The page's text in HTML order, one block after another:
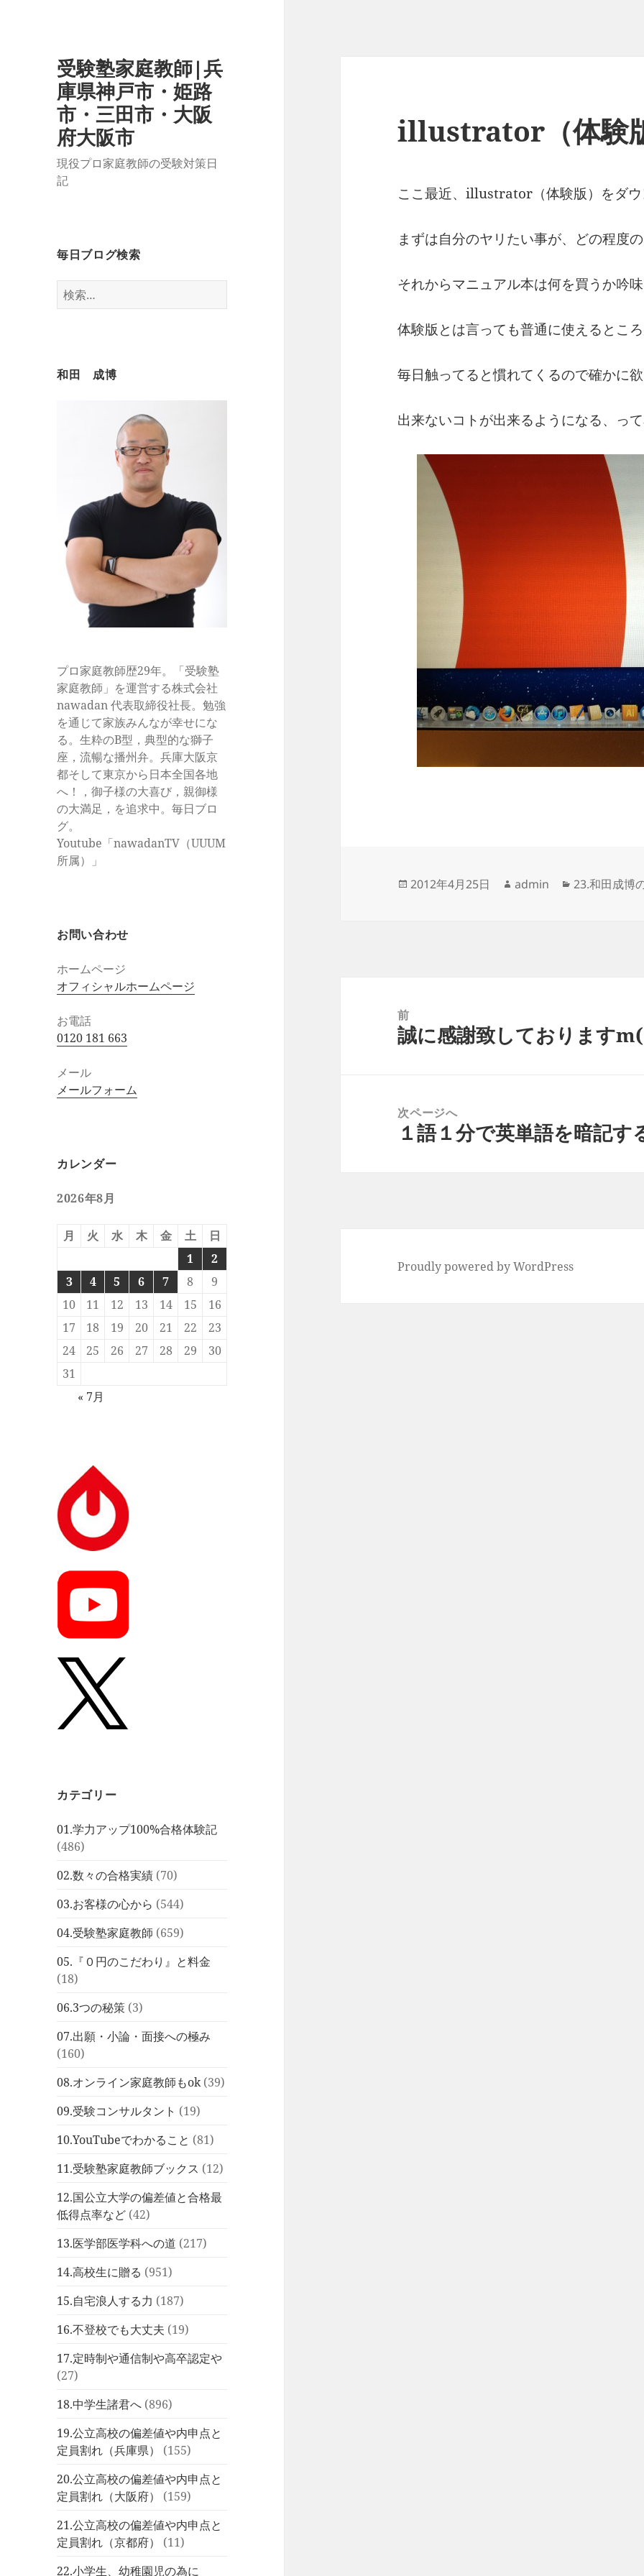
受験塾家庭教師|兵
庫県神戸市・姫路
市・三田市・大阪
府大阪市
現役プロ家庭教師の受験対策日
記
毎日ブログ検索
検
索:
和田 成博
プロ家庭教師歴29年。「受験塾
家庭教師」を運営する株式会社
nawadan 代表取締役社長。勉強
を通じて家族みんなが幸せにな
る。生粋のB型，典型的な獅子
座，流暢な播州弁。兵庫大阪京
都そして東京から日本全国各地
へ！，御子様の大喜び，親御様
の大満足，を追求中。毎日ブロ
グ。
Youtube「nawadanTV（UUUM
所属）」
お問い合わせ
ホームページ
オフィシャルホームページ
お電話
0120 181 663
メール
メールフォーム
カレンダー
2026年8月
月 火 水 木 金 土
日
1
2
3
4 5 6 7 8
9
10
11 12 13 14 15
16
17
18 19 20 21 22
23
24
25 26 27 28 29
30
31
« 7月
カテゴリー
01.学力アップ100%合格体験記
(486)
02.数々の合格実績 (70)
03.お客様の心から (544)
04.受験塾家庭教師 (659)
05.『０円のこだわり』と料金
(18)
06.3つの秘策 (3)
07.出願・小論・面接への極み
(160)
08.オンライン家庭教師もok(39)
09.受験コンサルタント (19)
10.YouTubeでわかること (81)
11.受験塾家庭教師ブックス (12)
12.国公立大学の偏差値と合格最
低得点率など (42)
13.医学部医学科への道 (217)
14.高校生に贈る (951)
15.自宅浪人する力 (187)
16.不登校でも大丈夫 (19)
17.定時制や通信制や高卒認定や
(27)
18.中学生諸君へ (896)
19.公立高校の偏差値や内申点と
定員割れ（兵庫県）
(155)
20.公立高校の偏差値や内申点と
定員割れ（大阪府）
(159)
21.公立高校の偏差値や内申点と
定員割れ（京都府）
(11)
22.小学生、幼稚園児の為に
illustrator（体験
ここ最近、illustrator（体験版）をダ
まずは自分のヤリたい事が、どの程度
それからマニュアル本は何を買うか吟
体験版とは言っても普通に使えるとこ
毎日触ってると慣れてくるので確かに
出来ないコトが出来るようになる、っ
投
2012年4月25日
作
admin
カ
23.和田成博
前
前
誠に感謝致しております
次ページへ
次
１語１分で英単語を暗記す
Proudly powered by WordPress